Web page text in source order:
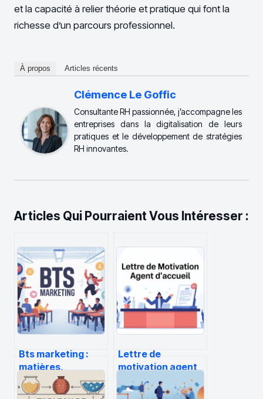
et la capacité à relier théorie et pratique qui font la
richesse d’un parcours professionnel.
À propos Articles récents
Clémence Le Goffic
Consultante RH passionnée, j’accompagne les
entreprises dans la digitalisation de leurs
pratiques et le développement de stratégies
RH innovantes.
Articles Qui Pourraient Vous Intéresser :
Bts marketing :
matières,
débouchés,
écoles… tout ce
Lettre de
motivation agent
d’accueil :
exemples, conseils